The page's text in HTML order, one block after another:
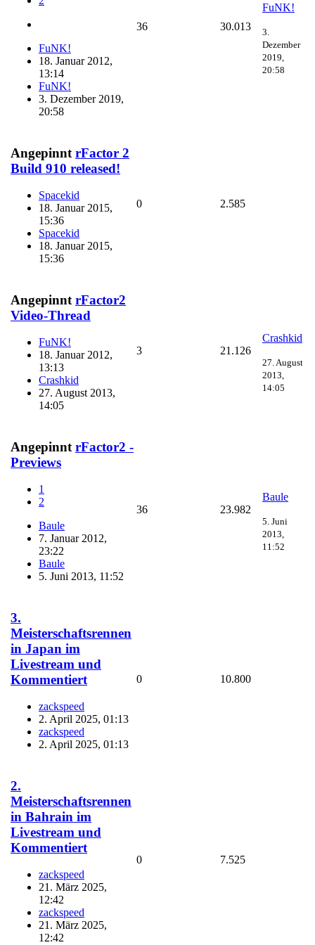
FuNK!
18. Januar 2012,
13:14
FuNK!
3. Dezember 2019,
20:58
36 30.013
FuNK!
3.
Dezember
2019,
20:58
Angepinnt rFactor 2
Build 910 released!
Spacekid
18. Januar 2015,
15:36
Spacekid
18. Januar 2015,
15:36
0 2.585
Angepinnt rFactor2
Video-Thread
FuNK!
18. Januar 2012,
13:13
Crashkid
27. August 2013,
14:05
3 21.126
Crashkid
27. August
2013,
14:05
Angepinnt rFactor2 -
Previews
1
2
Baule
7. Januar 2012,
23:22
Baule
5. Juni 2013, 11:52
36 23.982
Baule
5. Juni
2013,
11:52
3.
Meisterschaftsrennen
in Japan im
Livestream und
Kommentiert
zackspeed
2. April 2025, 01:13
zackspeed
2. April 2025, 01:13
0 10.800
2.
Meisterschaftsrennen
in Bahrain im
Livestream und
Kommentiert
zackspeed
21. März 2025,
12:42
zackspeed
21. März 2025,
12:42
0 7.525